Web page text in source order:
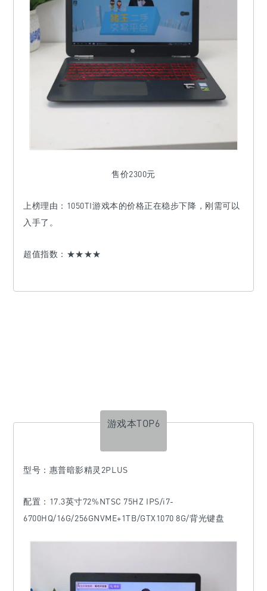
售价2300元
上榜理由： 1050TI游戏本的价格正在稳步下降，刚需可以
入手了。
超值指数：★★★★
游戏本TOP6
型号 ：惠普暗影精灵2PLUS
配置：17.3英寸72%NTSC 75HZ IPS/i7-
6700HQ/16G/256GNVME+1TB/GTX1070 8G/背光键盘